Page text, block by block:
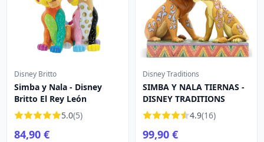
Disney Britto
Simba y Nala - Disney
Britto El Rey León
5.0(5)
84,90 €
Disney Traditions
SIMBA Y NALA TIERNAS -
DISNEY TRADITIONS
4.9(16)
99,90 €